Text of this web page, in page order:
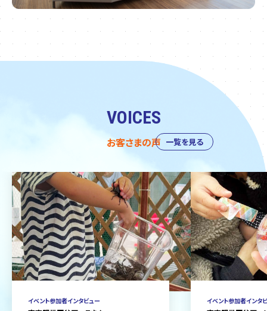
VOICES
お客さまの声
イベント参加者インタビュー イベント参加者インタ
一覧を見る